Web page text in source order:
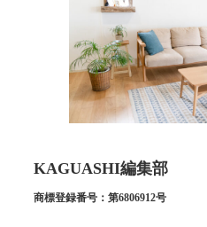
KAGUASHI編集部
商標登録番号：第6806912号